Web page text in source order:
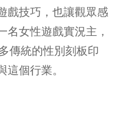
戲技巧，也讓觀眾感
名女性遊戲實況主，
傳統的性別刻板印
個行業。